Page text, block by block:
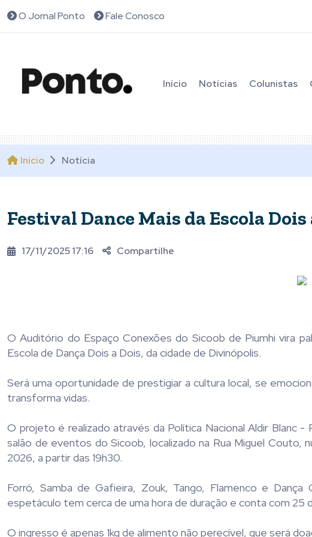
O Jornal Ponto Fale Conosco
Início Notícias Colunistas
Início Notícia
Festival Dance Mais da Escola
17/11/2025 17:16 Compartilhe
O Auditório do Espaço Conexões do Sicoob de Piumhi vira
Escola de Dança Dois a Dois, da cidade de Divinópolis.
Será uma oportunidade de prestigiar a cultura local, se
transforma vidas.
O projeto é realizado através da Política Nacional Aldir Blanc
salão de eventos do Sicoob, localizado na Rua Miguel Couto,
2026, a partir das 19h30.
Forró, Samba de Gafieira, Zouk, Tango, Flamenco e
espetáculo tem cerca de uma hora de duração e conta com
O ingresso é apenas 1kg de alimento não perecível, que será